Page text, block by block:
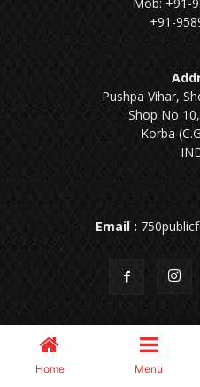
Mob: +91-
+91-
Pushpa Vihar,
Shop No
Korba
Email :
About Us Privacy Policy
Home Menu